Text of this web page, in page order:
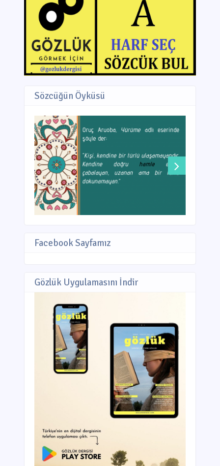
Sözcüğün Öyküsü
Facebook Sayfamız
Gözlük Uygulamasını İndir